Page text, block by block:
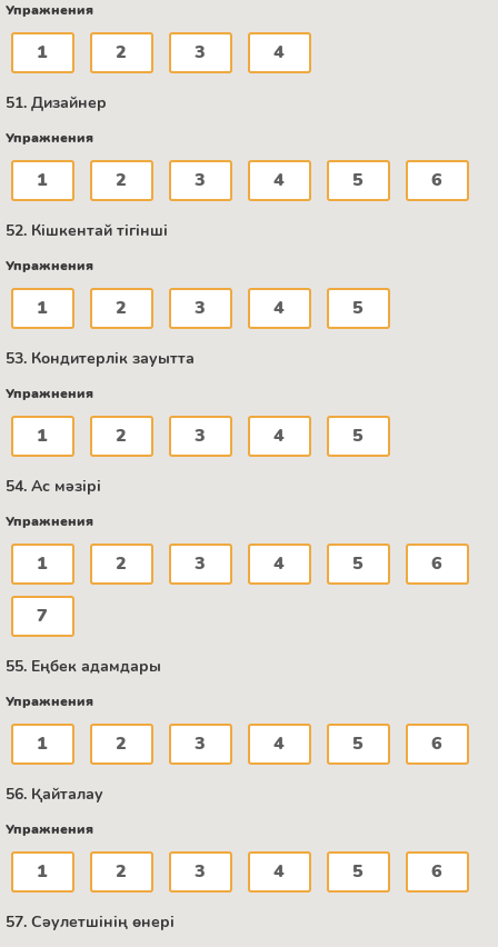
Упражнения
1 2 3 4
51. Дизайнер
Упражнения
1 2 3 4 5 6
52. Кішкентай тігінші
Упражнения
1 2 3 4 5
53. Кондитерлік зауытта
Упражнения
1 2 3 4 5
54. Ас мәзірі
Упражнения
1 2 3 4 5 6
7
55. Еңбек адамдары
Упражнения
1 2 3 4 5 6
56. Қайталау
Упражнения
1 2 3 4 5 6
57. Сәулетшінің өнері